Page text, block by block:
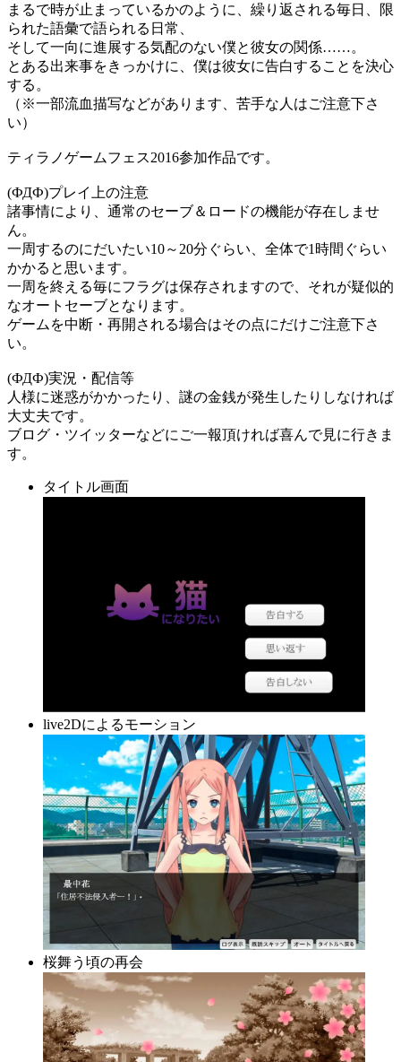
まるで時が止まっているかのように、繰り返される毎日、限
られた語彙で語られる日常、
そして一向に進展する気配のない僕と彼女の関係……。
とある出来事をきっかけに、僕は彼女に告白することを決心
する。
（※一部流血描写などがあります、苦手な人はご注意下さ
い）
ティラノゲームフェス2016参加作品です。
(ФДФ)プレイ上の注意
諸事情により、通常のセーブ＆ロードの機能が存在しませ
ん。
一周するのにだいたい10～20分ぐらい、全体で1時間ぐらい
かかると思います。
一周を終える毎にフラグは保存されますので、それが疑似的
なオートセーブとなります。
ゲームを中断・再開される場合はその点にだけご注意下さ
い。
(ФДФ)実況・配信等
人様に迷惑がかかったり、謎の金銭が発生したりしなければ
大丈夫です。
ブログ・ツイッターなどにご一報頂ければ喜んで見に行きま
す。
タイトル画面
live2Dによるモーション
桜舞う頃の再会